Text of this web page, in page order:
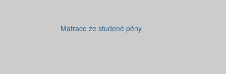
Matrace ze studené pěny